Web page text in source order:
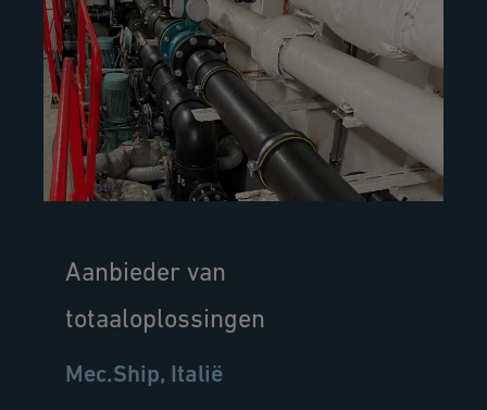
Aanbieder van
totaaloplossingen
Mec.Ship, Italië